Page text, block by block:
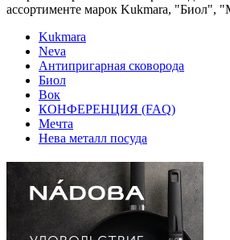
ассортименте марок Kukmara, "Биол",
Kukmara
Neva
Антипригарная сковорода
Биол
Вок
КОНФЕРЕНЦИЯ (FAQ)
Мечта
Нева металл посуда